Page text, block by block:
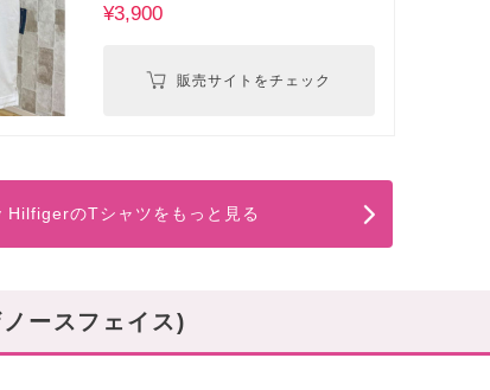
¥3,900
販売サイトをチェック
HilfigerのTシャツをもっと見る
ースフェイス)